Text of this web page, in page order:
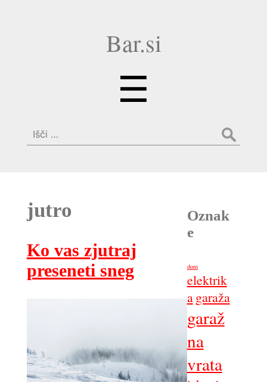
Bar.si
☰
Išči:
jutro
Ko vas zjutraj
preseneti sneg
Oznak
e
dom
elektrik
agaraža
garaž
na
vrata